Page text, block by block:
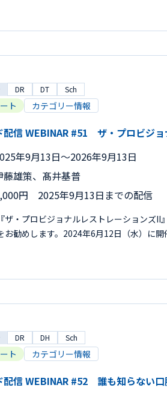
DR DT Sch
ト カテゴリー情報
配信 WEBINAR #51 ザ・プロビジ
年9月13日〜2026年9月13日
藤雄策、髙井基普
円 2025年9月13日までの配信
ザ・プロビジョナルレストレーションズII
お勧めします。2024年6月12日（水）に
DR DH Sch
ト カテゴリー情報
配信 WEBINAR #52 誰も知らない